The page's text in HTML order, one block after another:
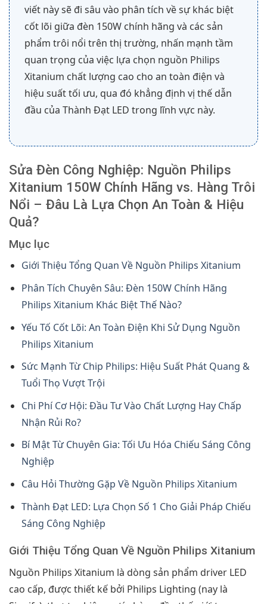
viết này sẽ đi sâu vào phân tích về sự khác biệt
cốt lõi giữa đèn 150W chính hãng và các sản
phẩm trôi nổi trên thị trường, nhấn mạnh tầm
quan trọng của việc lựa chọn nguồn Philips
Xitanium chất lượng cao cho an toàn điện và
hiệu suất tối ưu, qua đó khẳng định vị thế dẫn
đầu của Thành Đạt LED trong lĩnh vực này.
Sửa Đèn Công Nghiệp: Nguồn Philips
Xitanium 150W Chính Hãng vs. Hàng Trôi
Nổi – Đâu Là Lựa Chọn An Toàn & Hiệu
Quả?
Mục lục
Giới Thiệu Tổng Quan Về Nguồn Philips Xitanium
Phân Tích Chuyên Sâu: Đèn 150W Chính Hãng
Philips Xitanium Khác Biệt Thế Nào?
Yếu Tố Cốt Lõi: An Toàn Điện Khi Sử Dụng Nguồn
Philips Xitanium
Sức Mạnh Từ Chip Philips: Hiệu Suất Phát Quang &
Tuổi Thọ Vượt Trội
Chi Phí Cơ Hội: Đầu Tư Vào Chất Lượng Hay Chấp
Nhận Rủi Ro?
Bí Mật Từ Chuyên Gia: Tối Ưu Hóa Chiếu Sáng Công
Nghiệp
Câu Hỏi Thường Gặp Về Nguồn Philips Xitanium
Thành Đạt LED: Lựa Chọn Số 1 Cho Giải Pháp Chiếu
Sáng Công Nghiệp
Giới Thiệu Tổng Quan Về Nguồn Philips Xitanium
Nguồn Philips Xitanium là dòng sản phẩm driver LED
cao cấp, được thiết kế bởi Philips Lighting (nay là